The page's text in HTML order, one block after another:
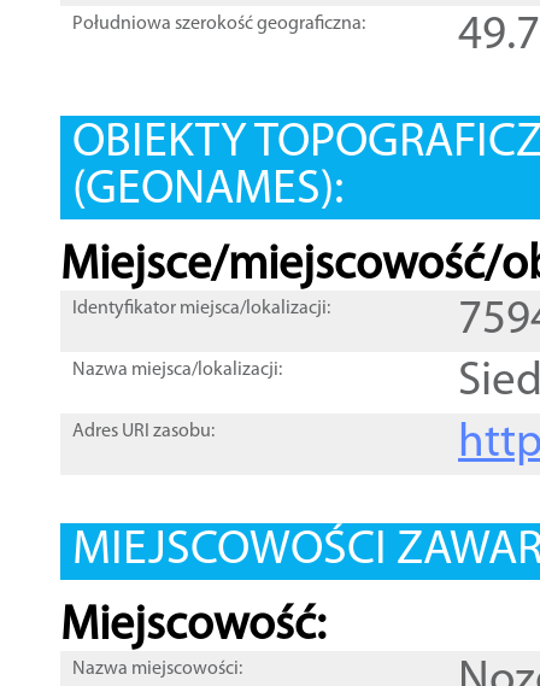
Południowa szerokość geograficzna:
OBIEKTY
(GEONAMES):
Miejsce/miejscowość/
Identyfikator miejsca/lokalizacji:
Nazwa miejsca/lokalizacji:
Adres URI zasobu:
MIEJSCOWOŚCI
Miejscowość:
Nazwa miejscowości: